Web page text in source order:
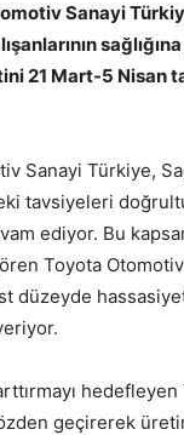
Sanayi
21 Mart-5 Nisan
Sanayi Türkiye,
tavsiyeleri
ediyor. Bu
Toyota
düzeyde
geçirerek